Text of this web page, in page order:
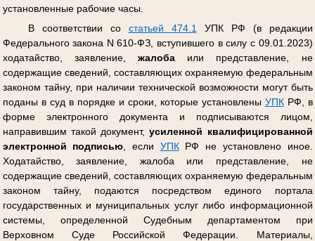
установленные рабочие часы.
В соответствии со статьей 474.1
УПК РФ (в редакции
Федерального закона N 610-ФЗ, вступившего в силу с 09.01.2023)
ходатайство, заявление, жалобаили представление, не
содержащие сведений, составляющих охраняемую федеральным
законом тайну, при наличии технической возможности могут быть
поданы в суд в порядке и сроки, которые установлены УПКРФ, в
форме электронного документа и подписываются лицом,
направившим такой документ,усиленной квалифицированной
электронной подписью , если УПКРФ не установлено иное.
Ходатайство, заявление, жалоба или представление, не
содержащие сведений, составляющих охраняемую федеральным
законом тайну, подаются посредством единого портала
государственных и муниципальных услуг либо информационной
системы, определенной Судебным департаментом при
Верховном Суде Российской Федерации. Материалы,